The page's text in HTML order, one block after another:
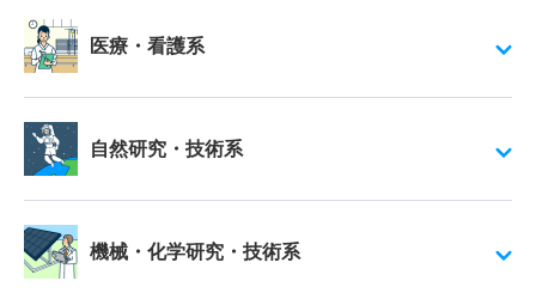
医療・看護系
自然研究・技術系
機械・化学研究・技術系